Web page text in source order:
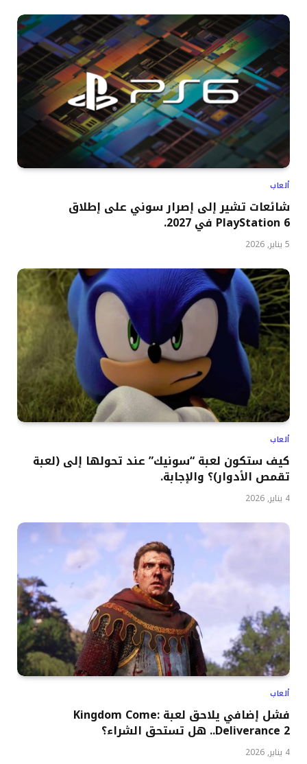
ألعاب
شائعات تشير إلى إصرار سوني على إطلاق
PlayStation 6 في 2027.
5 يناير, 2026
ألعاب
كيف ستكون لعبة “سونيك” عند تحولها إلى (لعبة
تقمص الأدوار)؟ والإجابة.
4 يناير, 2026
ألعاب
فشل إضافي يلاحق لعبة Kingdom Come:
Deliverance 2.. هل تستحق الشراء؟
4 يناير, 2026